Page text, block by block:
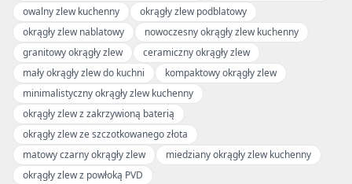
owalny zlew kuchenny
okrągły zlew podblatowy
okrągły zlew nablatowy
nowoczesny okrągły zlew kuchenny
granitowy okrągły zlew
ceramiczny okrągły zlew
mały okrągły zlew do kuchni
kompaktowy okrągły zlew
minimalistyczny okrągły zlew kuchenny
okrągły zlew z zakrzywioną baterią
okrągły zlew ze szczotkowanego złota
matowy czarny okrągły zlew
miedziany okrągły zlew kuchenny
okrągły zlew z powłoką PVD